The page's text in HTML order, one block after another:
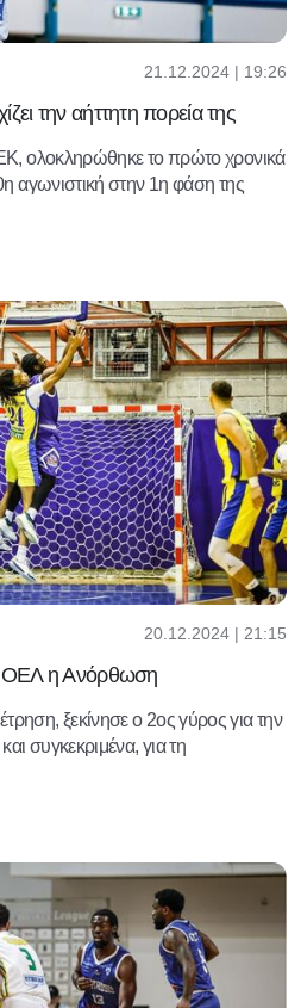
21.12.2024 | 19:26
την αήττητη πορεία της
ολοκληρώθηκε το πρώτο χρονικά
αγωνιστική στην 1η φάση της
20.12.2024 | 21:15
η Ανόρθωση
ξεκίνησε ο 2ος γύρος για την
συγκεκριμένα, για τη